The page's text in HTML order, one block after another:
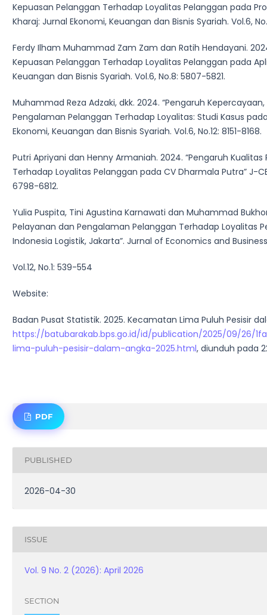
Kepuasan Pelanggan Terhadap Loyalitas Pelanggan pada
Kharaj: Jurnal Ekonomi, Keuangan dan Bisnis Syariah. Vol.6,
Ferdy Ilham Muhammad Zam Zam dan Ratih Hendayani.
Kepuasan Pelanggan Terhadap Loyalitas Pelanggan pada
Keuangan dan Bisnis Syariah. Vol.6, No.8: 5807-5821.
Muhammad Reza Adzaki, dkk. 2024. “Pengaruh
Pengalaman Pelanggan Terhadap Loyalitas: Studi Kasus
Ekonomi, Keuangan dan Bisnis Syariah. Vol.6, No.12: 8151-8168.
Putri Apriyani dan Henny Armaniah. 2024. “Pengaruh
Terhadap Loyalitas Pelanggan pada CV Dharmala Putra” J-
6798-6812.
Yulia Puspita, Tini Agustina Karnawati dan Muhammad
Pelayanan dan Pengalaman Pelanggan Terhadap Loyalitas
Indonesia Logistik, Jakarta”. Jurnal of Economics and
Vol.12, No.1: 539-554
Website:
Badan Pusat Statistik. 2025. Kecamatan Lima Puluh Pesisir
https://batubarakab.bps.go.id/id/publication/2025/09/26/
lima-puluh-pesisir-dalam-angka-2025.html, diunduh pada
PDF
PUBLISHED
2026-04-30
ISSUE
Vol. 9 No. 2 (2026): April 2026
SECTION